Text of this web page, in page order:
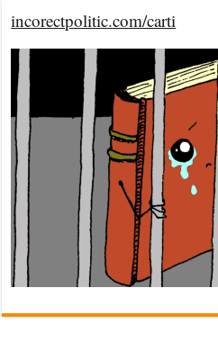
incorectpolitic.com/carti